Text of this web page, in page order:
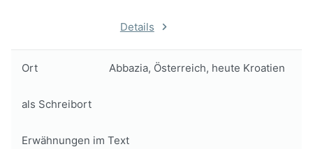
Details
Ort Abbazia, Österreich, heute Kroatien
als Schreibort
Erwähnungen im Text